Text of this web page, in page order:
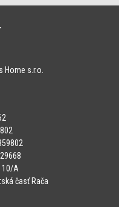
Home s.r.o.
10/A
časť Rača